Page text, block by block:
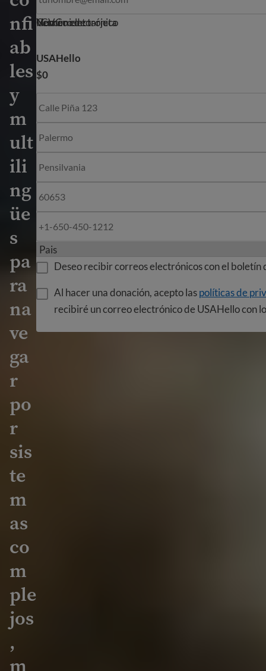
nfi
ab
les
y
m
ult
ili
ng
üe
s
pa
ra
na
ve
ga
r
po
r
sis
te
m
as
co
m
ple
jos
,
m
Correo electrónico
Numero de tarjeta
Vencimiento
CVC
USAHello
$0
Numero de telefono
Deseo recibir correos electrónicos con el boletín
Al hacer una donación, acepto laspolíticas de
recibiré un correo electrónico de USAHello con